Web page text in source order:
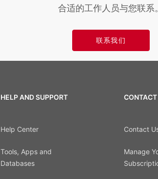
合适的工作人员与您联系。
联系我们
HELP AND SUPPORT
Help Center
Tools, Apps and
Databases
Contact
Manage